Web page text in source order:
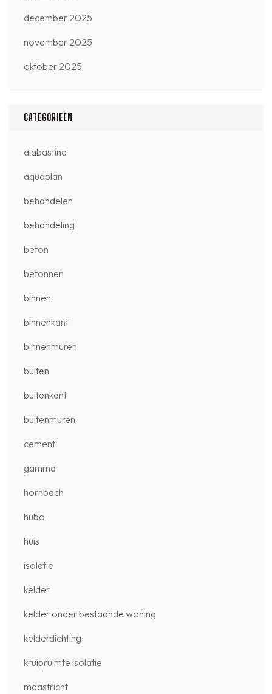
december 2025
november 2025
oktober 2025
CATEGORIEËN
alabastine
aquaplan
behandelen
behandeling
beton
betonnen
binnen
binnenkant
binnenmuren
buiten
buitenkant
buitenmuren
cement
gamma
hornbach
hubo
huis
isolatie
kelder
kelder onder bestaande woning
kelderdichting
kruipruimte isolatie
maastricht